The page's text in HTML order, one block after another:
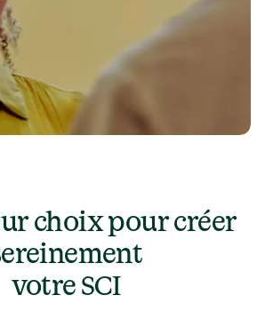
choix pour créer
votre SCI